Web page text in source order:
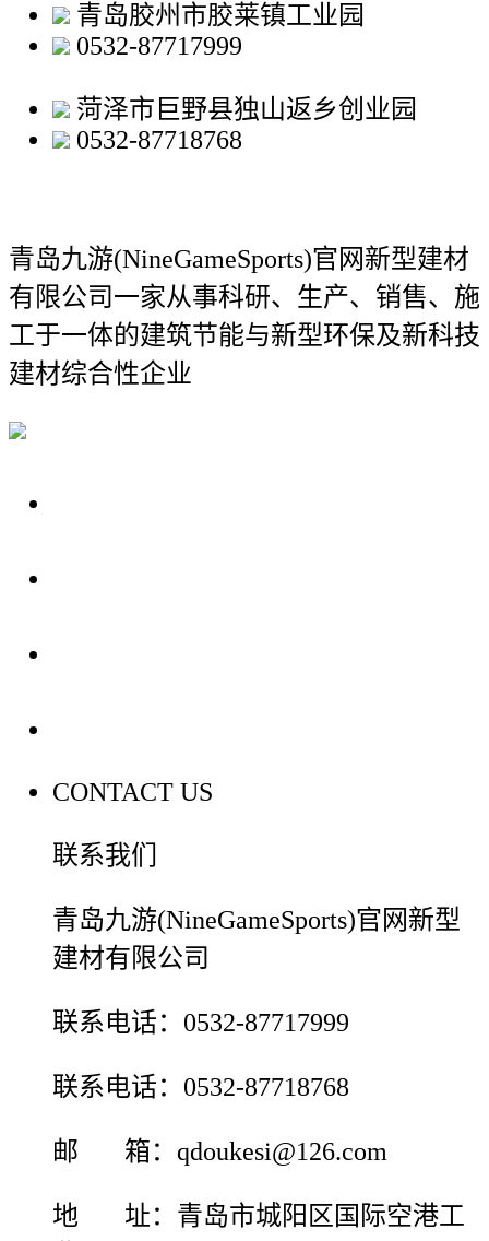
青岛胶州市胶莱镇工业园
0532-87717999
菏泽市巨野县独山返乡创业园
0532-87718768
青岛九游(NineGameSports)官网新型建材
有限公司一家从事科研、生产、销售、施
工于一体的建筑节能与新型环保及新科技
建材综合性企业
CONTACT US
联系我们
青岛九游(NineGameSports)官网新型
建材有限公司
联系电话：0532-87717999
联系电话：0532-87718768
邮 箱：qdoukesi@126.com
地 址：青岛市城阳区国际空港工